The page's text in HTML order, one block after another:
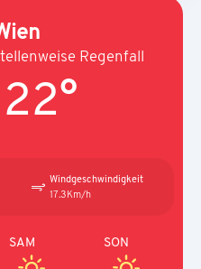
Regenfall
22°
Windgeschwindigkeit
17.3Km/h
SAM SON